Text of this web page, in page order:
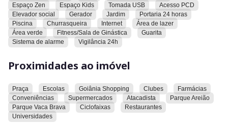
Espaço Zen
Espaço Kids Tomada USB
Acesso PCD
Elevador social
Gerador Jardim
Portaria 24 horas
Piscina
Churrasqueira Internet
Área de lazer
Área verde
Fitness/Sala de Ginástica
Guarita
Sistema de alarme
Vigilância 24h
Proximidades ao imóvel
Praça Escolas Goiânia Shopping Clubes
Farmácias
Conveniências
Supermercados Atacadista
Parque Areião
Parque Vaca Brava
Ciclofaixas
Restaurantes
Universidades